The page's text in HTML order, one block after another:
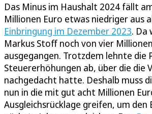
Das Minus im Haushalt 2024 fällt
Millionen Euro etwas niedriger aus
Einbringung im Dezember 2023. Da
Markus Stoff noch von vier
ausgegangen. Trotzdem lehnte die
Steuererhöhungen ab, über die die
nachgedacht hatte. Deshalb muss
nun in die mit gut acht Millionen
Ausgleichsrücklage greifen, um